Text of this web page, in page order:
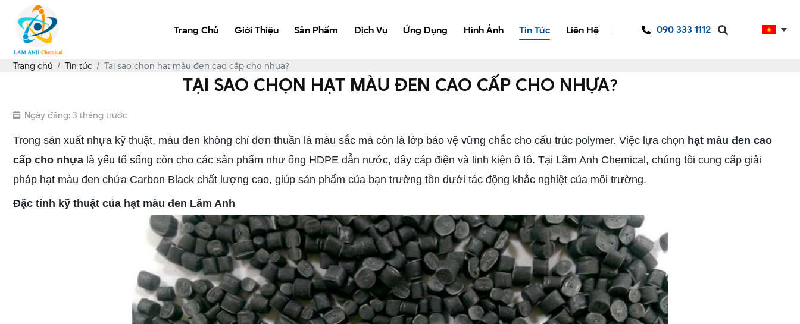
Trang Chủ Giới Thiệu Sản Phẩm Dịch Vụ Ứng Dụng Hình Ảnh Tin Tức Liên Hệ 090 333 1112
Trang chủ Tin tức Tại sao chọn hạt màu đen cao cấp cho nhựa?
TẠI SAO CHỌN HẠT MÀU ĐEN CAO CẤP CHO NHỰA?
Ngày đăng: 3 tháng trước
Trong sản xuất nhựa kỹ thuật, màu đen không chỉ đơn thuần là màu sắc mà còn là lớp bảo vệ vững chắc cho cấu trúc polymer. Việc lựa chọn hạt màu đen cao
cấp cho nhựa là yếu tố sống còn cho các sản phẩm như ống HDPE dẫn nước, dây cáp điện và linh kiện ô tô. Tại Lâm Anh Chemical, chúng tôi cung cấp giải
pháp hạt màu đen chứa Carbon Black chất lượng cao, giúp sản phẩm của bạn trường tồn dưới tác động khắc nghiệt của môi trường.
Đặc tính kỹ thuật của hạt màu đen Lâm Anh